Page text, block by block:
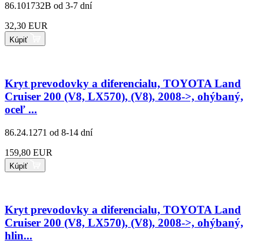
86.101732B od 3-7 dní
32,30 EUR
Kúpiť
Kryt prevodovky a diferencialu, TOYOTA Land
Cruiser 200 (V8, LX570), (V8), 2008->, ohýbaný,
oceľ ...
86.24.1271 od 8-14 dní
159,80 EUR
Kúpiť
Kryt prevodovky a diferencialu, TOYOTA Land
Cruiser 200 (V8, LX570), (V8), 2008->, ohýbaný,
hlin...